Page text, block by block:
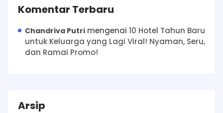
Komentar Terbaru
Chandriva Putri mengenai 10 Hotel Tahun Baru
untuk Keluarga yang Lagi Viral! Nyaman, Seru,
dan Ramai Promo!
Arsip